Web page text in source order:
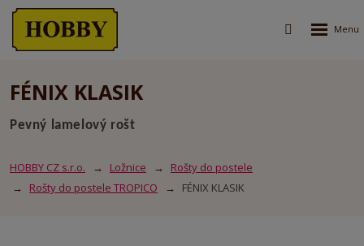
Vyhledávání
Rozbalení
FÉNIX KLASIK
Pevný lamelový rošt
HOBBY CZ s.r.o. Ložnice
Rošty do postele
Rošty do postele TROPICO
FÉNIX KLASIK